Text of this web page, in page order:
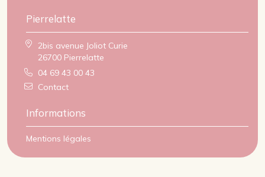
Pierrelatte
2bis avenue Joliot Curie
26700 Pierrelatte
04 69 43 00 43
Contact
Informations
Mentions légales